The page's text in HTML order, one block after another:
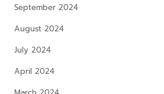
September 2024
August 2024
July 2024
April 2024